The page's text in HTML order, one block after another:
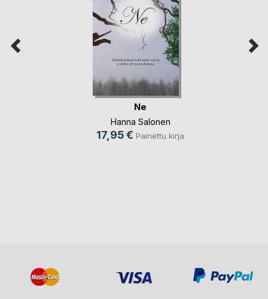
Ne
Hanna Salonen
17,95 € Painettu kirja